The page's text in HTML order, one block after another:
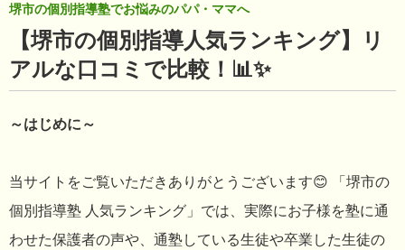
堺市の個別指導塾でお悩みのパパ・ママへ
【堺市の個別指導人気ランキング】リ
アルな口コミで比較！📊✨
～はじめに～
当サイトをご覧いただきありがとうございます😊 「堺市の
個別指導塾 人気ランキング」では、実際にお子様を塾に通
わせた保護者の声や、通塾している生徒や卒業した生徒の